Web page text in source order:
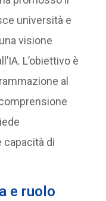
università e
visione
L’obiettivo è
al
capacità di
e ruolo